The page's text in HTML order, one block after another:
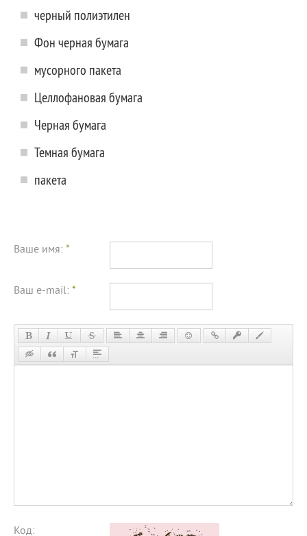
черный полиэтилен
Фон черная бумага
мусорного пакета
Целлофановая бумага
Черная бумага
Темная бумага
пакета
Ваше имя: *
Ваш e-mail: *
Код: